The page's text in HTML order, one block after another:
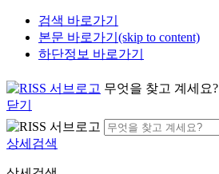
검색 바로가기
본문 바로가기(skip to content)
하단정보 바로가기
무엇을 찾고 계세요?
닫기
상세검색